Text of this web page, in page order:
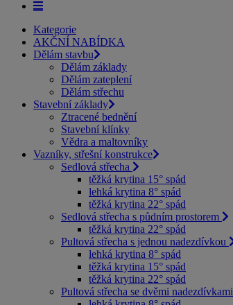
Kategorie
AKČNÍ NABÍDKA
Dělám stavbu
Dělám základy
Dělám zateplení
Dělám střechu
Stavební základy
Ztracené bednění
Stavební klínky
Vědra a maltovníky
Vazníky, střešní konstrukce
Sedlová střecha
těžká krytina 15° spád
lehká krytina 8° spád
těžká krytina 22° spád
Sedlová střecha s půdním prostorem
těžká krytina 22° spád
Pultová střecha s jednou nadezdívkou
lehká krytina 8° spád
těžká krytina 15° spád
těžká krytina 22° spád
Pultová střecha se dvěmi nadezdívkami